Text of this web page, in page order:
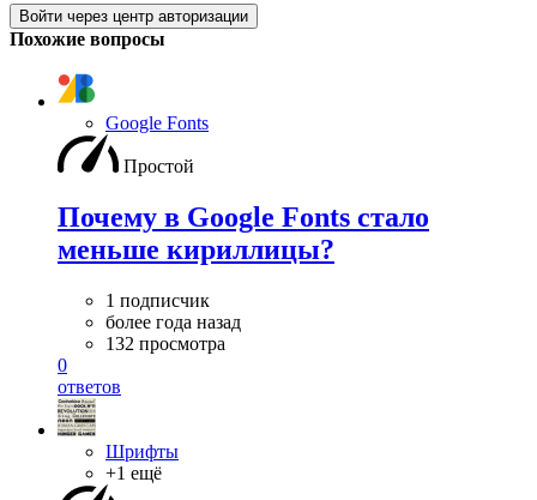
Войти через центр авторизации
Похожие вопросы
Google Fonts
Простой
Почему в Google Fonts стало
меньше кириллицы?
1 подписчик
более года назад
132 просмотра
0
ответов
Шрифты
+1 ещё